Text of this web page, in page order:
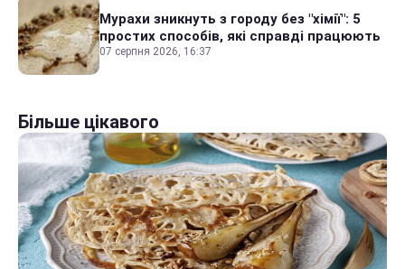
Мурахи зникнуть з городу без "хімії": 5
простих способів, які справді працюють
07 серпня 2026, 16:37
Більше цікавого